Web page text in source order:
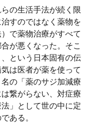
の生活手法が続く限
すのではなく薬物を
で薬物治療がすべて
が悪くなった。そこ
という日本固有の伝
は医者が薬を使って
の「薬のサジ加減療
繋がらない、対症療
」として世の中に定
ある。